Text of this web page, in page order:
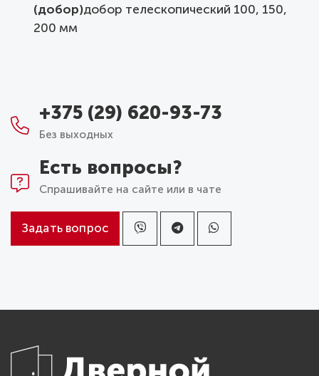
(добор)добор телескопический 100, 150,
200 мм
+375 (29) 620-93-73
Без выходных
Есть вопросы?
Спрашивайте на сайте или в чате
Задать вопрос